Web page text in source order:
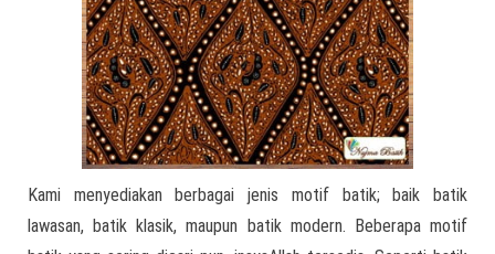
Kami menyediakan berbagai jenis motif batik; baik batik
lawasan, batik klasik, maupun batik modern. Beberapa motif